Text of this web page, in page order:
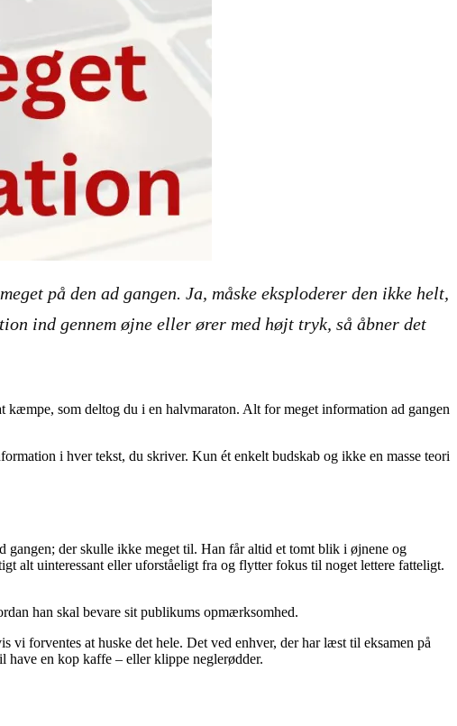
på den ad gangen. Ja, måske eksploderer den ikke helt,
ind gennem øjne eller ører med højt tryk, så åbner det
som deltog du i en halvmaraton. Alt for meget information ad gangen
i hver tekst, du skriver. Kun ét enkelt budskab og ikke en masse teori
der skulle ikke meget til. Han får altid et tomt blik i øjnene og
alt uinteressant eller uforståeligt fra og flytter fokus til noget lettere fatteligt.
han skal bevare sit publikums opmærksomhed.
forventes at huske det hele. Det ved enhver, der har læst til eksamen på
have en kop kaffe – eller klippe neglerødder.